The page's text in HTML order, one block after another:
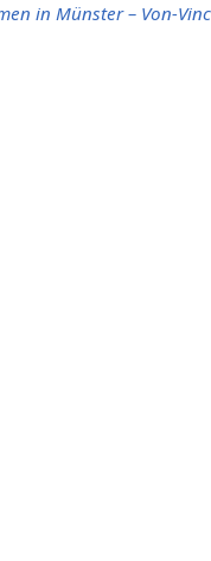
in Münster – Von-